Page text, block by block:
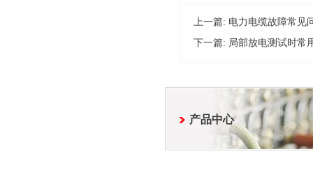
上一篇: 电力电缆故障常见
下一篇: 局部放电测试时常
产品中心